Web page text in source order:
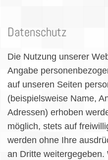
Datenschutz
Die Nutzung unserer
Angabe
auf unseren Seiten
(beispielsweise Name,
Adressen) erhoben
möglich, stets auf
werden ohne Ihre
an Dritte